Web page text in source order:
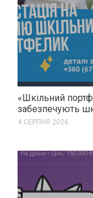
«Шкільний
забезпечують
4 СЕРПНЯ 2026